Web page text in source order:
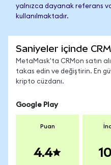
yalnızca dayanak referans
kullanılmaktadır.
Saniyeler içinde
MetaMask'ta CRMon satın
takas edin ve değiştirin. En
kripto cüzdanı.
Google Play
Puan
4.4